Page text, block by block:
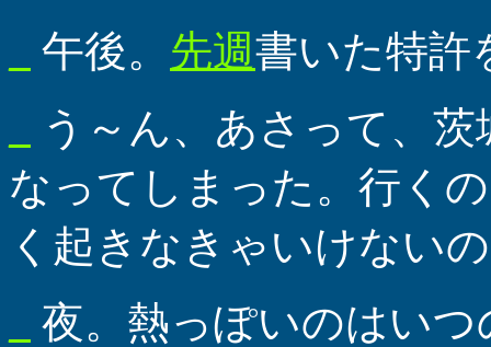
午後。 先週書いた特許
う～ん、あさって、
なってしまった。行く
く起きなきゃいけない
夜。熱っぽいのはい